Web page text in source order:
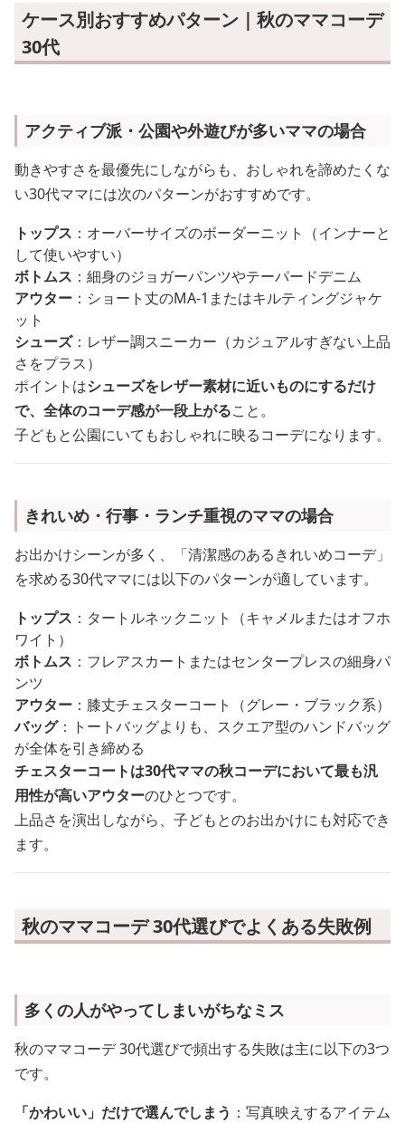
ケース別おすすめパターン｜秋のママコーデ
30代
アクティブ派・公園や外遊びが多いママの場合
動きやすさを最優先にしながらも、おしゃれを諦めたくな
い30代ママには次のパターンがおすすめです。
トップス ：オーバーサイズのボーダーニット（インナーと
して使いやすい）
ボトムス ：細身のジョガーパンツやテーパードデニム
アウター ：ショート丈のMA-1またはキルティングジャケ
ット
シューズ：レザー調スニーカー（カジュアルすぎない上品
さをプラス）
ポイントはシューズをレザー素材に近いものにするだけ
で、全体のコーデ感が一段上がること。
子どもと公園にいてもおしゃれに映るコーデになります。
きれいめ・行事・ランチ重視のママの場合
お出かけシーンが多く、「清潔感のあるきれいめコーデ」
を求める30代ママには以下のパターンが適しています。
トップス ：タートルネックニット（キャメルまたはオフホ
ワイト）
ボトムス ：フレアスカートまたはセンタープレスの細身パ
ンツ
アウター ：膝丈チェスターコート（グレー・ブラック系）
バッグ：トートバッグよりも、スクエア型のハンドバッグ
が全体を引き締める
チェスターコートは30代ママの秋コーデにおいて最も汎
用性が高いアウターのひとつです。
上品さを演出しながら、子どもとのお出かけにも対応でき
ます。
秋のママコーデ 30代選びでよくある失敗例
多くの人がやってしまいがちなミス
秋のママコーデ 30代選びで頻出する失敗は主に以下の3つ
です。
「かわいい」だけで選んでしまう ：写真映えするアイテム